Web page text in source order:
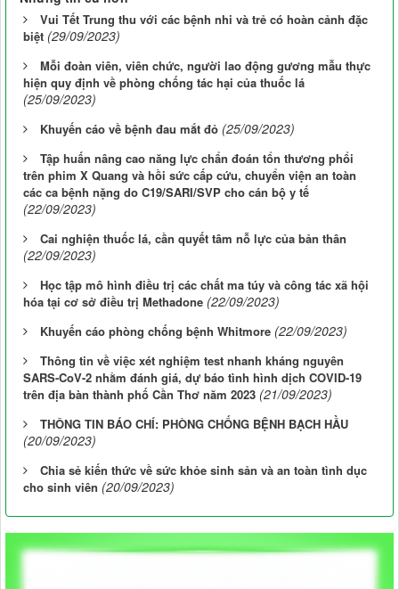
Vui Tết Trung thu với các bệnh nhi và trẻ có hoàn cảnh đặc
biệt (29/09/2023)
Mỗi đoàn viên, viên chức, người lao động gương mẫu thực
hiện quy định về phòng chống tác hại của thuốc lá
(25/09/2023)
Khuyến cáo về bệnh đau mắt đỏ (25/09/2023)
Tập huấn nâng cao năng lực chẩn đoán tổn thương phổi
trên phim X Quang và hồi sức cấp cứu, chuyển viện an toàn
các ca bệnh nặng do C19/SARI/SVP cho cán bộ y tế
(22/09/2023)
Cai nghiện thuốc lá, cần quyết tâm nỗ lực của bản thân
(22/09/2023)
Học tập mô hình điều trị các chất ma túy và công tác xã hội
hóa tại cơ sở điều trị Methadone (22/09/2023)
Khuyến cáo phòng chống bệnh Whitmore (22/09/2023)
Thông tin về việc xét nghiệm test nhanh kháng nguyên
SARS-CoV-2 nhằm đánh giá, dự báo tình hình dịch COVID-19
trên địa bàn thành phố Cần Thơ năm 2023 (21/09/2023)
THÔNG TIN BÁO CHÍ: PHÒNG CHỐNG BỆNH BẠCH HẦU
(20/09/2023)
Chia sẻ kiến thức về sức khỏe sinh sản và an toàn tình dục
cho sinh viên (20/09/2023)